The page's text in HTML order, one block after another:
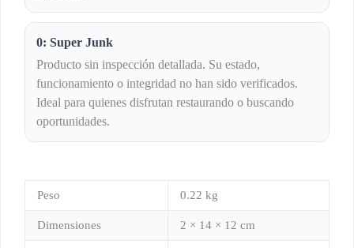
0: Super Junk
Producto sin inspección detallada. Su estado,
funcionamiento o integridad no han sido verificados.
Ideal para quienes disfrutan restaurando o buscando
oportunidades.
Peso 0.22 kg
Dimensiones 2 × 14 × 12 cm